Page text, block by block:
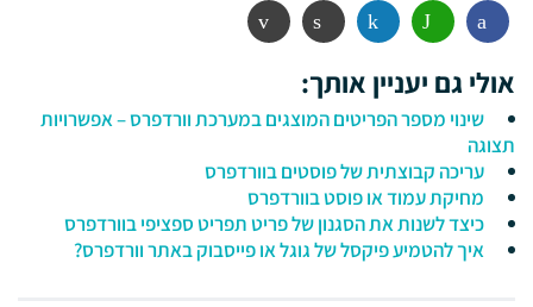
פייסבוק ווטסאפ לינקדין הדפסה אימייל
אולי גם יעניין אותך:
שינוי מספר הפריטים המוצגים במערכת וורדפרס – אפשרויות
תצוגה
עריכה קבוצתית של פוסטים בוורדפרס
מחיקת עמוד או פוסט בוורדפרס
כיצד לשנות את הסגנון של פריט תפריט ספציפי בוורדפרס
איך להטמיע פיקסל של גוגל או פייסבוק באתר וורדפרס?